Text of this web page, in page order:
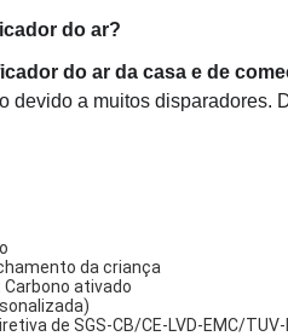
do ar?
do ar da casa e de
devido a muitos
da criança
Carbono ativado
de SGS-CB/CE-LVD-EMC/